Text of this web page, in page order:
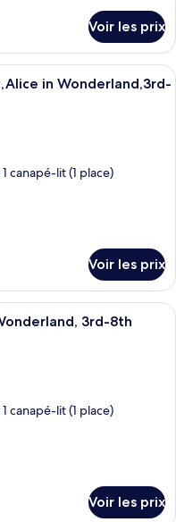
Voir les prix
en duvet d'oie, coffres-forts
in Wonderland,3rd-
canapé-lit (1 place)
Voir les prix
en duvet d'oie, coffres-forts
3rd-8th
canapé-lit (1 place)
Voir les prix